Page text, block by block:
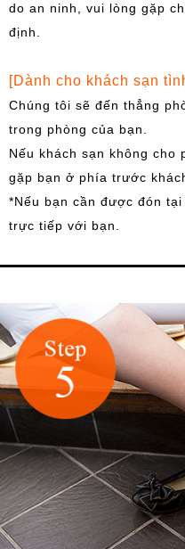
do an ninh, vui lòng gặp
định.
[Dành cho khách sạn
Chúng tôi sẽ đến thẳng
trong phòng của bạn.
Nếu khách sạn không cho
gặp bạn ở phía trước
*Nếu bạn cần được đón
trực tiếp với bạn.